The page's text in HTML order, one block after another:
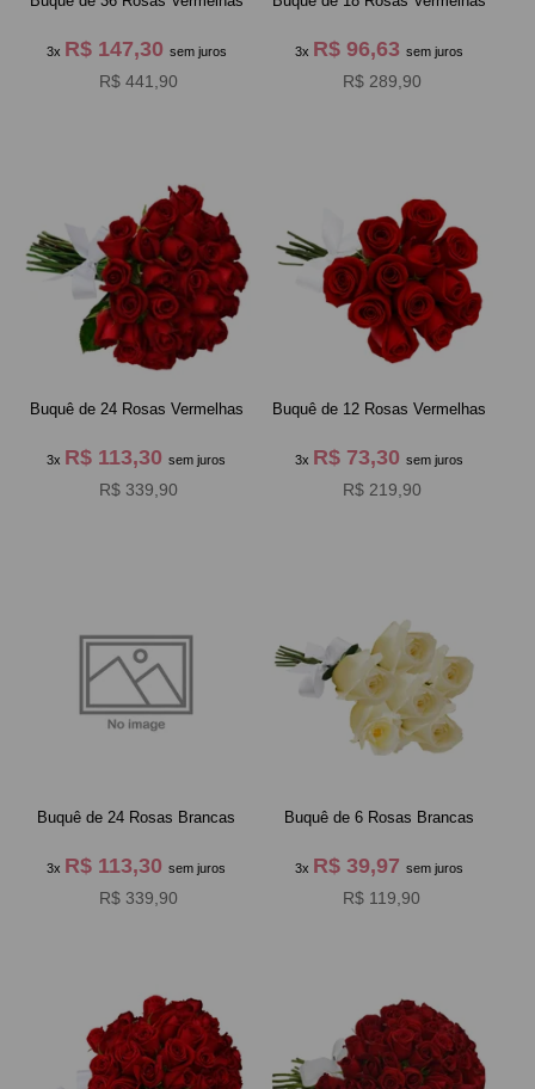
3x R$ 147,30 sem juros
R$ 441,90
3x R$ 96,63sem juros
R$ 289,90
Buquê de 24 Rosas Vermelhas
3x R$ 113,30sem juros
R$ 339,90
Buquê de 12 Rosas Vermelhas
3x R$ 73,30sem juros
R$ 219,90
Buquê de 24 Rosas Brancas
3x R$ 113,30sem juros
R$ 339,90
Buquê de 6 Rosas Brancas
3x R$ 39,97sem juros
R$ 119,90